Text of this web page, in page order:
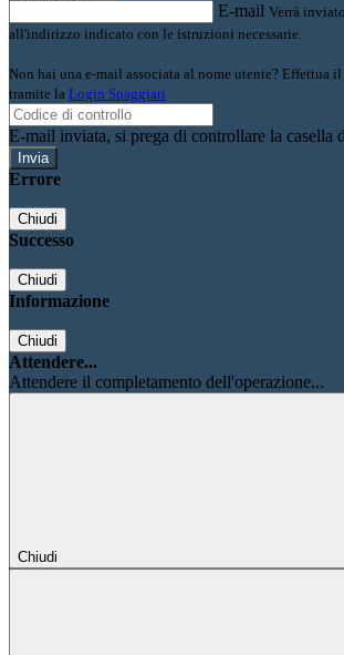
E-mail Verrà
all'indirizzo indicato con le istruzioni necessarie.
Non hai una e-mail associata al nome utente? Effettua il
tramite la Login Spaggiari
E-mail inviata, si prega di controllare la casella
Errore
Chiudi
Successo
Chiudi
Informazione
Chiudi
Attendere...
Attendere il completamento dell'operazione...
Chiudi